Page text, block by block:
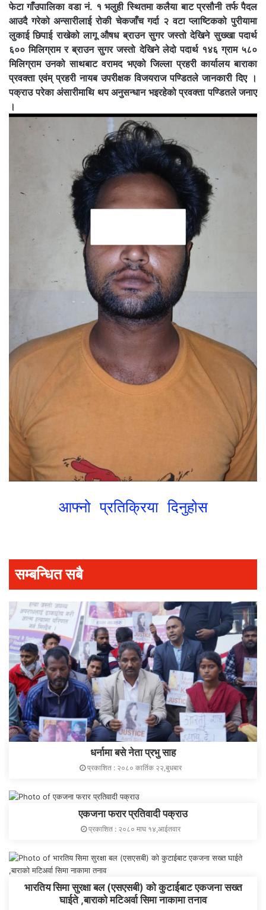
फेटा गाँउपालिका वडा नं. १ भलुही स्थितमा कलैया बाट प्रसौनी तर्फ पैदल
आउदै गरेको अन्सारीलाई रोकी चेकजाँच गर्दा २ वटा प्लाष्टिकको पुरीयामा
लुकाई छिपाई राखेको लागू औषध ब्राउन सुगर जस्तो देखिने सुख्खा पदार्थ
६०० मिलिग्राम र ब्राउन सुगर जस्तो देखिने लेदो पदार्थ १४६ ग्राम ५८०
मिलिग्राम उनको साथबाट वरामद भएको जिल्ला प्रहरी कार्यालय बाराका
प्रवक्ता एवंम् प्रहरी नायब उपरीक्षक विजयराज पण्डितले जानकारी दिए ।
पक्राउ परेका अंसारीमाथि थप अनुसन्धान भइरहेको प्रवक्ता पण्डितले जनाए
।
आफ्नो प्रतिक्रिया दिनुहोस
सम्बन्धित सबै
धर्नामा बसे नेता प्रभु साह
प्रकाशित : २०८० कार्तिक २२,बुधबार
एकजना फरार प्रतिवादी पक्राउ
प्रकाशित : २०८० माघ १४,आईतवार
भारतिय सिमा सुरक्षा बल (एसएसबी) को कुटाईबाट एकजना सख्त
घाईते ,बाराको मटिअर्वा सिमा नाकामा तनाव